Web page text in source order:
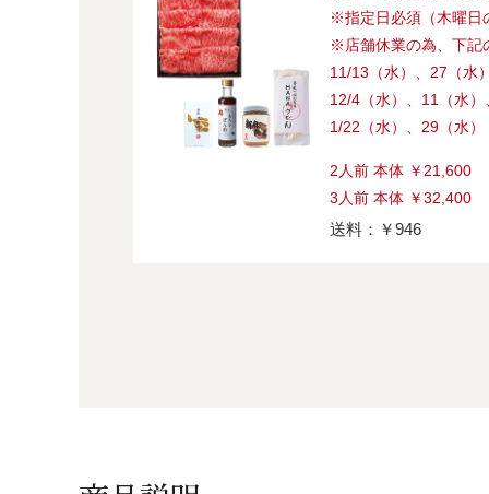
※指定日必須（木曜日
※店舗休業の為、下記
11/13（水）、27（水
12/4（水）、11（水
1/22（水）、29（水）
2人前 本体 ￥21,600
3人前 本体 ￥32,400
送料：￥946